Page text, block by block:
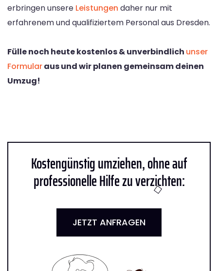
erbringen unsere Leistungen daher nur mit
erfahrenem und qualifiziertem Personal aus Dresden.
Fülle noch heute kostenlos & unverbindlich unser
Formularaus und wir planen gemeinsam deinen
Umzug!
Kostengünstig umziehen, ohne auf
professionelle Hilfe zu verzichten:
JETZT ANFRAGEN